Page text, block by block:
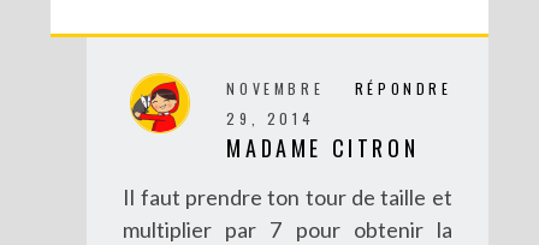
RÉPONDRE
NOVEMBRE
29, 2014
MADAME CITRON
Il faut prendre ton tour de taille et
multiplier par 7 pour obtenir la